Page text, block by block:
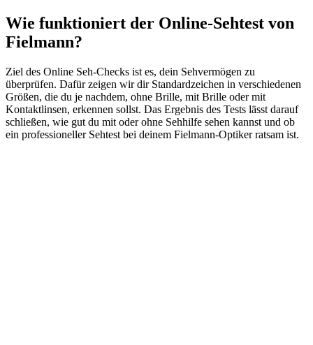
Wie funktioniert der Online-Sehtest von
Fielmann?
Ziel des Online Seh-Checks ist es, dein Sehvermögen zu
überprüfen. Dafür zeigen wir dir Standardzeichen in verschiedenen
Größen, die du je nachdem, ohne Brille, mit Brille oder mit
Kontaktlinsen, erkennen sollst. Das Ergebnis des Tests lässt darauf
schließen, wie gut du mit oder ohne Sehhilfe sehen kannst und ob
ein professioneller Sehtest bei deinem Fielmann-Optiker ratsam ist.